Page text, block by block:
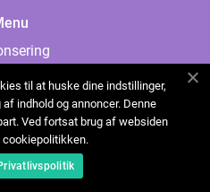
oss
til at huske dine indstillinger,
indhold og annoncer. Denne
Ved fortsat brug af websiden
cookiepolitikken.